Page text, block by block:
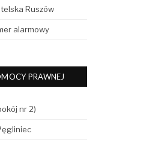
Ruszów
alarmowy
PRAWNEJ
nr 2)